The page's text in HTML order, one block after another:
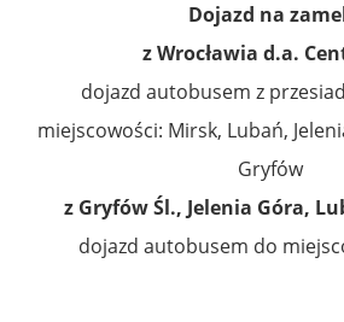
Dojazd na
z Wrocławia d.a.
dojazd autobusem z
miejscowości: Mirsk, Lubań,
Gryfów
z Gryfów Śl., Jelenia Góra,
dojazd autobusem do